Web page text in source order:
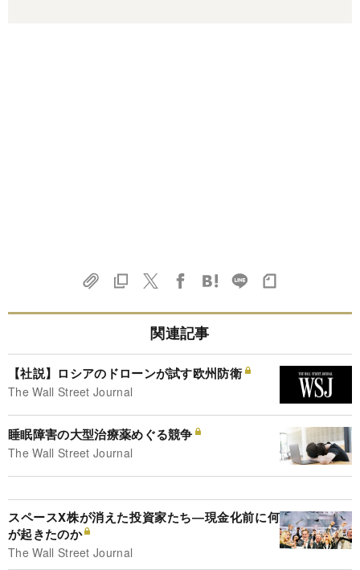
関連記事
【社説】ロシアのドローンが試す欧州防衛
The Wall Street Journal
睡眠障害の大型治療薬めぐる競争
The Wall Street Journal
スペースX株が消えた投資家たち―現金化前に何
が起きたのか
The Wall Street Journal